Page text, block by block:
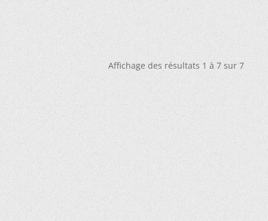
Affichage des résultats 1 à 7 sur 7